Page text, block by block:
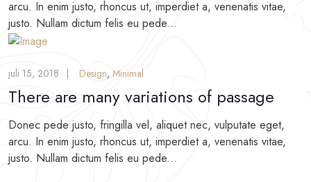
arcu. In enim justo, rhoncus ut, imperdiet a, venenatis vitae,
justo. Nullam dictum felis eu pede...
juli 15, 2018 Design, Minimal
There are many variations of passage
Donec pede justo, fringilla vel, aliquet nec, vulputate eget,
arcu. In enim justo, rhoncus ut, imperdiet a, venenatis vitae,
justo. Nullam dictum felis eu pede...